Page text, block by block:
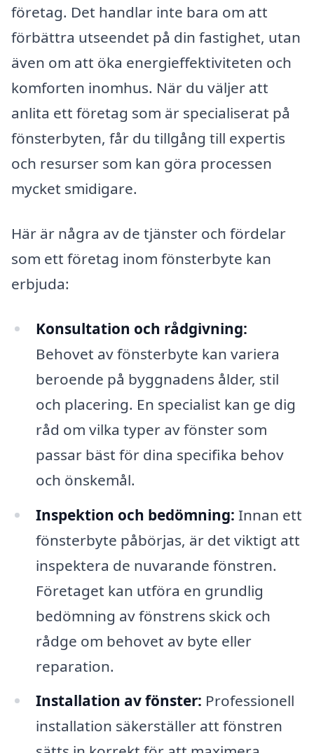
företag. Det handlar inte bara om att
förbättra utseendet på din fastighet, utan
även om att öka energieffektiviteten och
komforten inomhus. När du väljer att
anlita ett företag som är specialiserat på
fönsterbyten, får du tillgång till expertis
och resurser som kan göra processen
mycket smidigare.
Här är några av de tjänster och fördelar
som ett företag inom fönsterbyte kan
erbjuda:
Konsultation och rådgivning:
Behovet av fönsterbyte kan variera
beroende på byggnadens ålder, stil
och placering. En specialist kan ge dig
råd om vilka typer av fönster som
passar bäst för dina specifika behov
och önskemål.
Inspektion och bedömning: Innan ett
fönsterbyte påbörjas, är det viktigt att
inspektera de nuvarande fönstren.
Företaget kan utföra en grundlig
bedömning av fönstrens skick och
rådge om behovet av byte eller
reparation.
Installation av fönster: Professionell
installation säkerställer att fönstren